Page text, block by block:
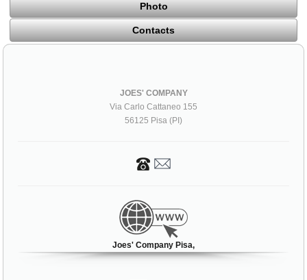
Photo
Contacts
JOES' COMPANY
Via Carlo Cattaneo 155
56125 Pisa (PI)
Joes' Company Pisa,